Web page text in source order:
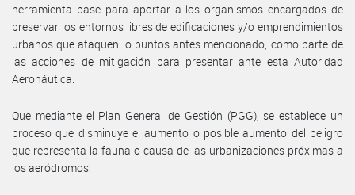
herramienta base para aportar a los organismos encargados de
preservar los entornos libres de edificaciones y/o emprendimientos
urbanos que ataquen lo puntos antes mencionado, como parte de
las acciones de mitigación para presentar ante esta Autoridad
Aeronáutica.
Que mediante el Plan General de Gestión (PGG), se establece un
proceso que disminuye el aumento o posible aumento del peligro
que representa la fauna o causa de las urbanizaciones próximas a
los aeródromos.